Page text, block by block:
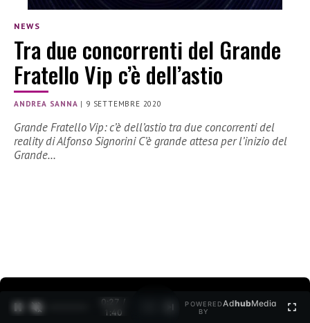
NEWS
Tra due concorrenti del Grande
Fratello Vip c’è dell’astio
ANDREA SANNA | 9 SETTEMBRE 2020
Grande Fratello Vip: c’è dell’astio tra due concorrenti del
reality di Alfonso Signorini C’è grande attesa per l’inizio del
Grande…
0:27 /
1:40
POWERED
BY
AdhubMedia